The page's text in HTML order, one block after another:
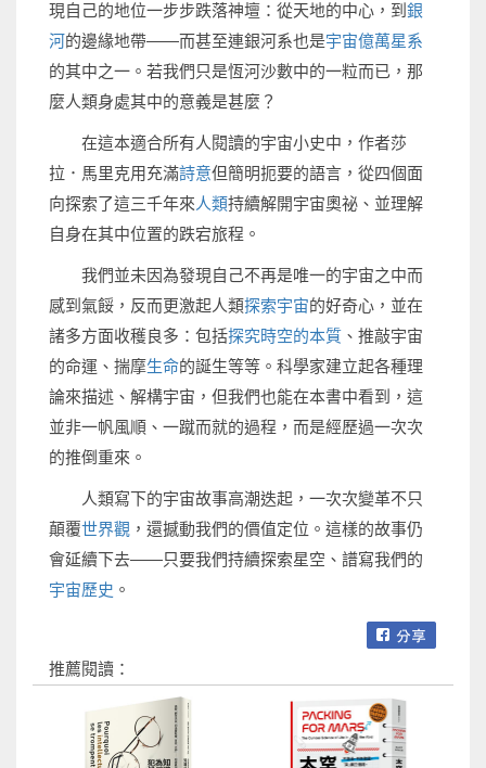
現自己的地位一步步跌落神壇：從天地的中心，到 銀
河的邊緣地帶——而甚至連銀河系也是宇宙億萬星系
的其中之一。若我們只是恆河沙數中的一粒而已，那
麼人類身處其中的意義是甚麼？
在這本適合所有人閱讀的宇宙小史中，作者莎
拉．馬里克用充滿詩意但簡明扼要的語言，從四個面
向探索了這三千年來人類持續解開宇宙奧祕、並理解
自身在其中位置的跌宕旅程。
我們並未因為發現自己不再是唯一的宇宙之中而
感到氣餒，反而更激起人類探索宇宙的好奇心，並在
諸多方面收穫良多：包括探究時空的本質 、推敲宇宙
的命運、揣摩生命的誕生等等。科學家建立起各種理
論來描述、解構宇宙，但我們也能在本書中看到，這
並非一帆風順、一蹴而就的過程，而是經歷過一次次
的推倒重來。
人類寫下的宇宙故事高潮迭起，一次次變革不只
顛覆世界觀 ，還撼動我們的價值定位。這樣的故事仍
會延續下去——只要我們持續探索星空、譜寫我們的
宇宙歷史 。
推薦閱讀：